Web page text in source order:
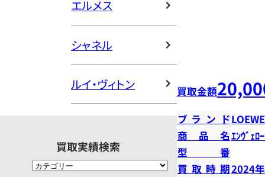
エルメス
シャネル
ルイ・ヴィトン
買取実績検索
買取金額
ブランドLOEWE
商品名ｴﾝｳﾞｪﾛ
型番
買取時期2024